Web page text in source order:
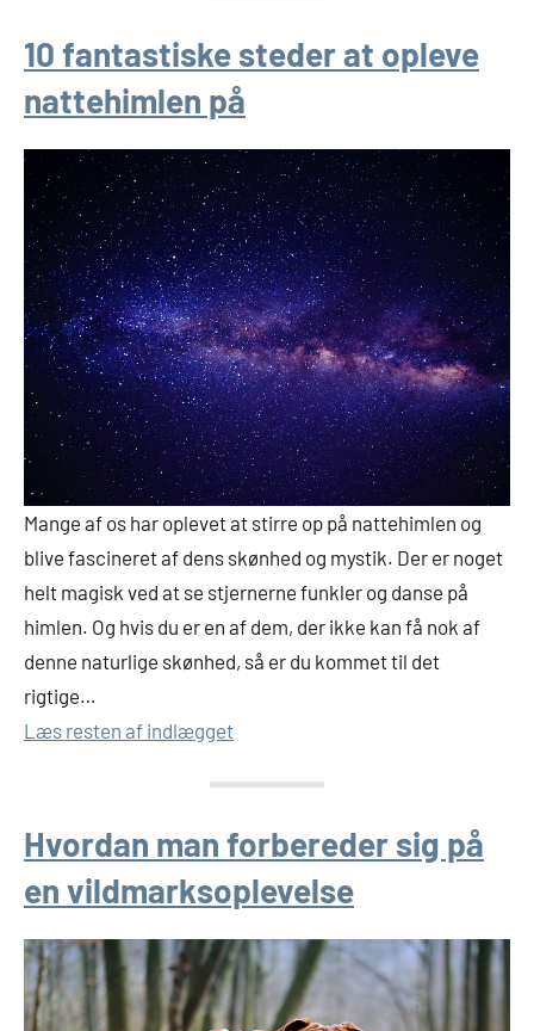
10 fantastiske steder at opleve
nattehimlen på
Mange af os har oplevet at stirre op på nattehimlen og
blive fascineret af dens skønhed og mystik. Der er noget
helt magisk ved at se stjernerne funkler og danse på
himlen. Og hvis du er en af dem, der ikke kan få nok af
denne naturlige skønhed, så er du kommet til det
rigtige…
Læs resten af indlægget
Hvordan man forbereder sig på
en vildmarksoplevelse